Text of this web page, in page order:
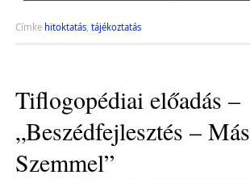
Címke hitoktatás, tájékoztatás
Tiflogopédiai előadás –
„Beszédfejlesztés – Más
Szemmel”